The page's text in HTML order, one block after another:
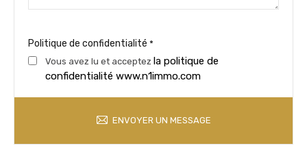
Politique de confidentialité *
Vous avez lu et acceptez la politique de
confidentialité www.n1immo.com
ENVOYER UN MESSAGE